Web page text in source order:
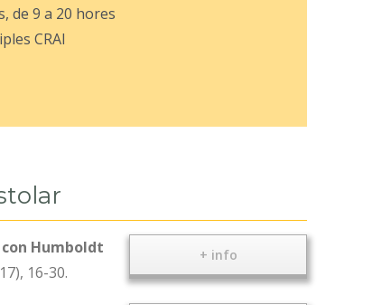
de 9 a 20 hores
CRAI
Humboldt
16-30.
+ info